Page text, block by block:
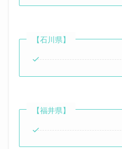
【石川県】
【福井県】